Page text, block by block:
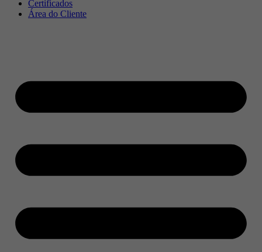
Certificados
Área do Cliente